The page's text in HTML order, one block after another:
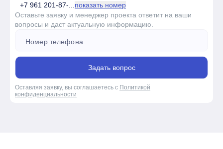
+7 961 201-87-... показать номер
Оставьте заявку и менеджер проекта ответит на ваши
вопросы и даст актуальную информацию.
Задать вопрос
Оставляя заявку, вы соглашаетесь с Политикой
конфиденциальности